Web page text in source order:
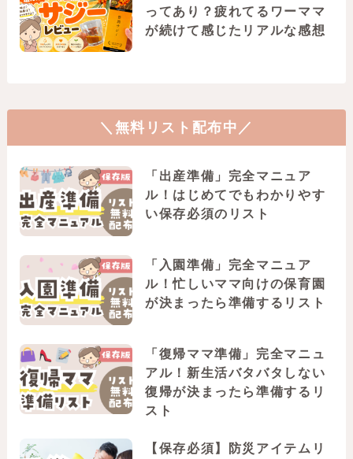
ってあり？疲れてるワーママ
が続けて感じたリアルな感想
＼無料リスト配布中／
「出産準備」完全マニュア
ル！はじめてでもわかりやす
い保存必須のリスト
「入園準備」完全マニュア
ル！忙しいママ向けの保育園
が決まったら準備するリスト
「復帰ママ準備」完全マニュ
アル！新生活バタバタしない
復帰が決まったら準備するリ
スト
【保存必須】防災アイテムリ